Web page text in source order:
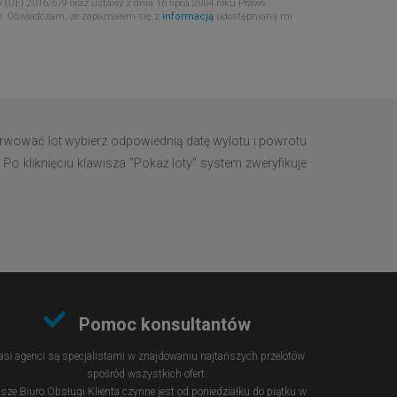
2016/679 oraz ustawy z dnia 16 lipca 2004 roku Prawo
Oświadczam, że zapoznałem się z informacją udostępnianą mi
lot wybierz odpowiednią datę wylotu i powrotu
kliknięciu klawisza "Pokaż loty" system zweryfikuje
Pomoc konsultantów
agenci są specjalistami w znajdowaniu najtańszych przelotów
spośród wszystkich ofert.
Biuro Obsługi Klienta czynne jest od poniedziałku do piątku w